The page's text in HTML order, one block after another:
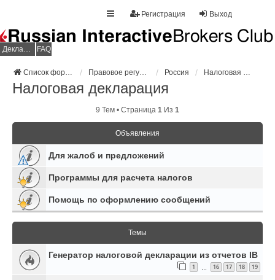
Выход
Регистрация
Декларация НДФЛ FAQ
Список форумов Правовое регулирование Россия Налоговая декларация
Налоговая декларация
9 Тем • Страница 1 Из 1
Объявления
Для жалоб и предложений
Программы для расчета налогов
Помощь по оформлению сообщений
Темы
Генератор налоговой декларации из отчетов IB
1 … 16 17 18 19